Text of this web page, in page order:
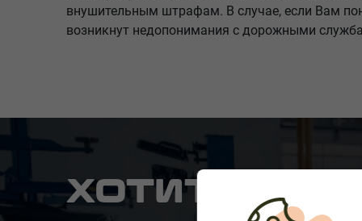
внушительным штрафам. В случае, если Вам
возникнут недопонимания с дорожными
ХОТИТЕ,